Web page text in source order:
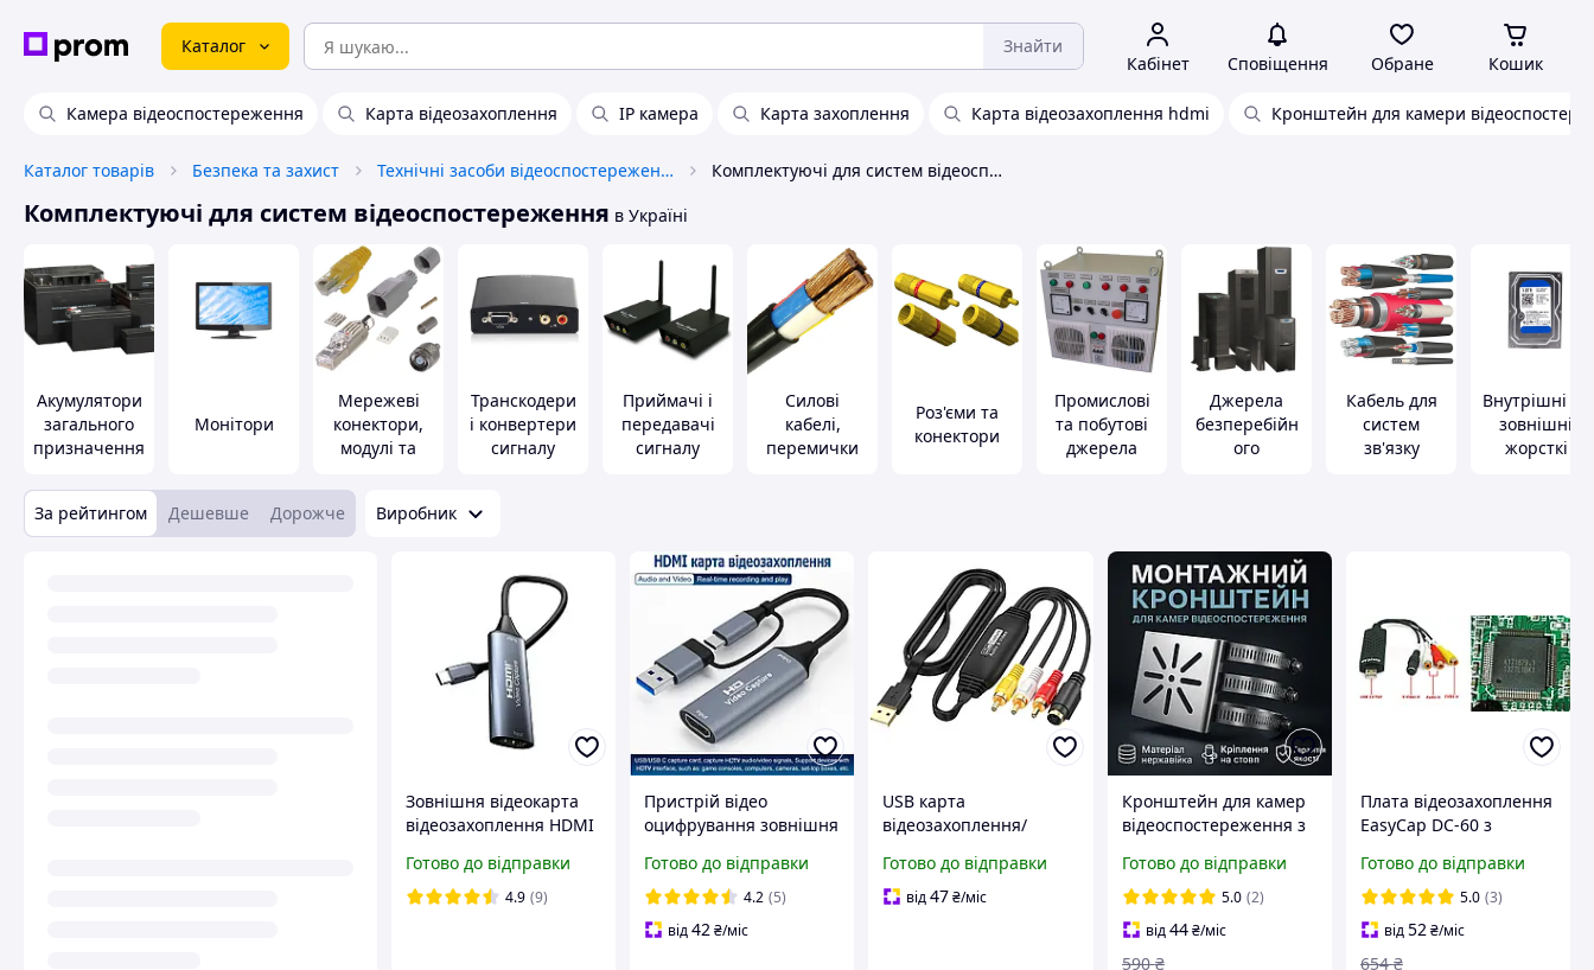
Каталог Знайти
Кабінет Сповіщення Обране Кошик
Камера відеоспостереження Карта відеозахоплення IP камера Карта захоплення Карта відеозахоплення hdmi Кронштейн для камери
Каталог товарів Безпека та захист Технічні засоби відеоспостереження Комплектуючі для систем відеоспостереження
Комплектуючі для систем відеоспостереження в Україні
Акумулятори
загального
призначення
Монітори
Мережеві
конектори,
модулі та
Транскодери
і конвертери
сигналу
Приймачі і
передавачі
сигналу
Силові
кабелі,
перемички
Роз'єми та
конектори
Промислові
та побутові
джерела
Джерела
безперебійн
ого
Кабель для
систем
зв'язку
Внутрішні та
зовнішні
жорсткі
За рейтингом Дешевше Дорожче Виробник
Зовнішня відеокарта
відеозахоплення HDMI
екрана та стриму
конвертер потокового
Готово до відправки
4.9 (9)
Пристрій відео
оцифрування зовнішня
Type-C USB 3.0 4K HDMI
Готово до відправки
4.2 (5)
від42₴/міс
USB карта
відеозахоплення/
відео AV (RCA та S-
Video) в USB, 1080p, для
Готово до відправки
від47₴/міс
Кронштейн для камер
відеоспостереження з
кріплення на стовп
стіну стеля
універсальний
Готово до відправки
5.0 (2)
від44 ₴/міс
590 ₴
Плата відеозахоплення
EasyCap DC-60 з
Чорний
Готово до відправки
5.0 (3)
від52₴/міс
654 ₴